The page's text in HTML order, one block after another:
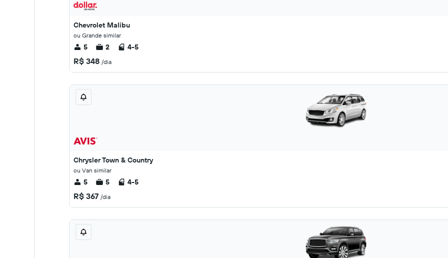
Chevrolet Malibu
ou Grande similar
5 2 4-5
R$ 348 /dia
Chrysler Town & Country
ou Van similar
5 5 4-5
R$ 367 /dia